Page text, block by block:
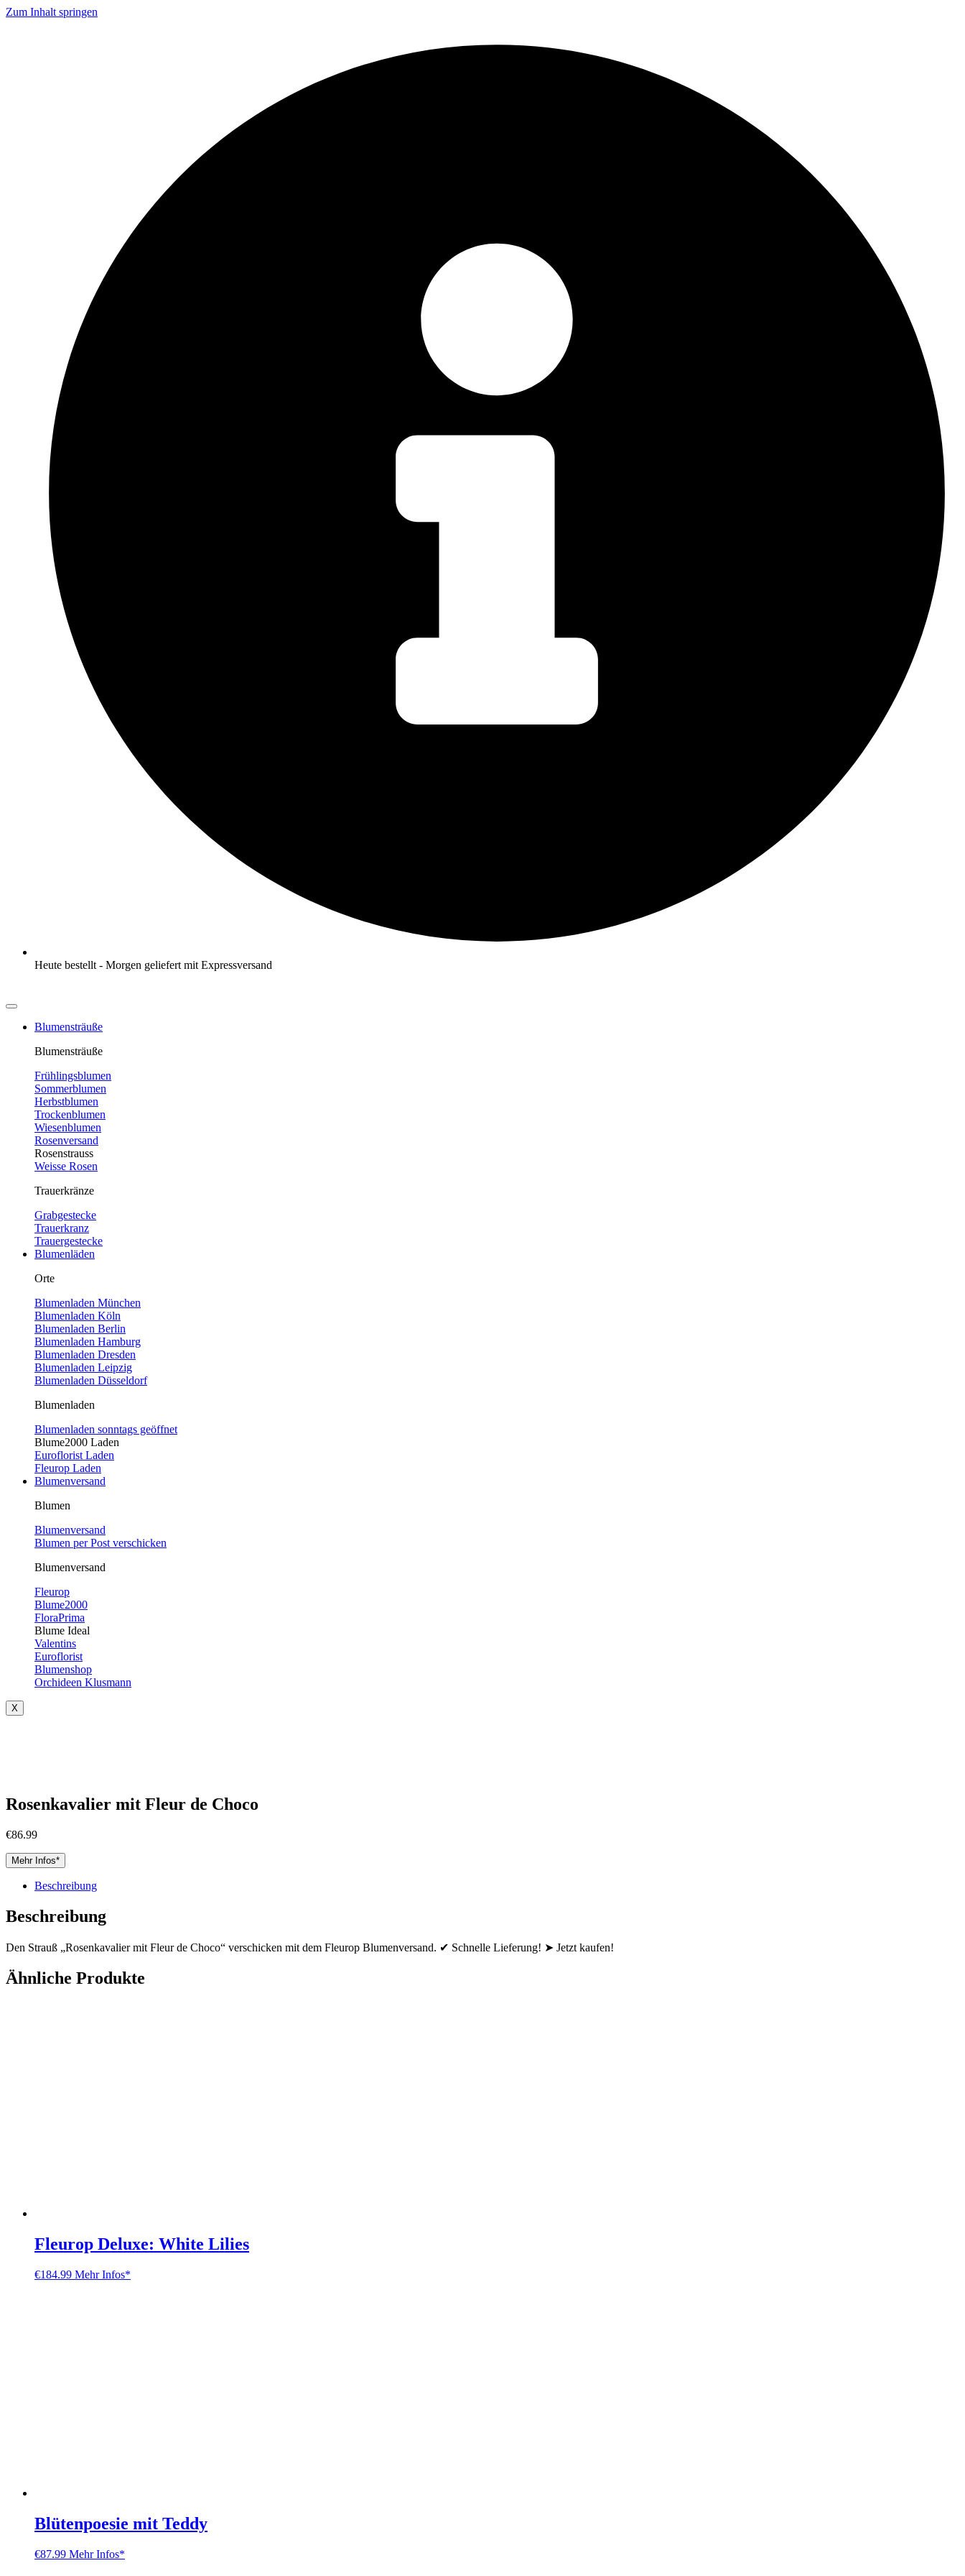
Zum Inhalt springen
Heute bestellt - Morgen geliefert mit Expressversand
Blumensträuße
Blumensträuße
Frühlingsblumen
Sommerblumen
Herbstblumen
Trockenblumen
Wiesenblumen
Rosenversand
Rosenstrauss
Weisse Rosen
Trauerkränze
Grabgestecke
Trauerkranz
Trauergestecke
Blumenläden
Orte
Blumenladen München
Blumenladen Köln
Blumenladen Berlin
Blumenladen Hamburg
Blumenladen Dresden
Blumenladen Leipzig
Blumenladen Düsseldorf
Blumenladen
Blumenladen sonntags geöffnet
Blume2000 Laden
Euroflorist Laden
Fleurop Laden
Blumenversand
Blumen
Blumenversand
Blumen per Post verschicken
Blumenversand
Fleurop
Blume2000
FloraPrima
Blume Ideal
Valentins
Euroflorist
Blumenshop
Orchideen Klusmann
X
Rosenkavalier mit Fleur de Choco
€86.99
Mehr Infos*
Beschreibung
Beschreibung
Den Strauß „Rosenkavalier mit Fleur de Choco“ verschicken mit dem Fleurop Blumenversand. ✔ Schnelle Lieferung! ➤ Jetzt kaufen!
Ähnliche Produkte
Fleurop Deluxe: White Lilies
€184.99 Mehr Infos*
Blütenpoesie mit Teddy
€87.99 Mehr Infos*